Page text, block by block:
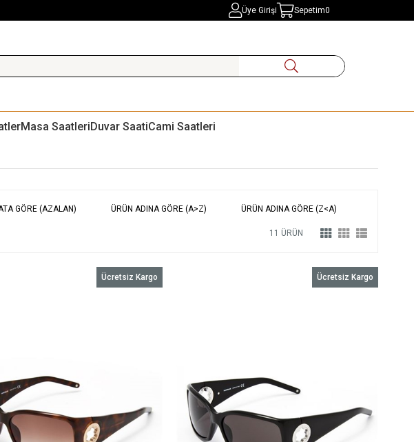
Üye Girişi Sepetim0
Masa SaatleriDuvar SaatiCami Saatleri
GÖRE (AZALAN) ÜRÜN ADINA GÖRE (A>Z) ÜRÜN ADINA GÖRE (Z<A)
11 ÜRÜN
Ücretsiz Kargo Ücretsiz Kargo